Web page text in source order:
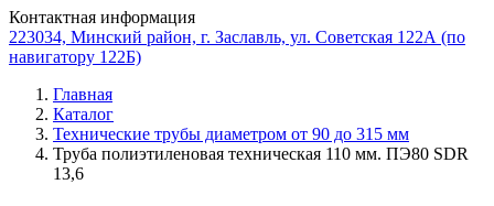
Контактная информация
223034, Минский район, г. Заславль, ул. Советская 122А (по
навигатору 122Б)
Главная
Каталог
Технические трубы диаметром от 90 до 315 мм
Труба полиэтиленовая техническая 110 мм. ПЭ80 SDR
13,6